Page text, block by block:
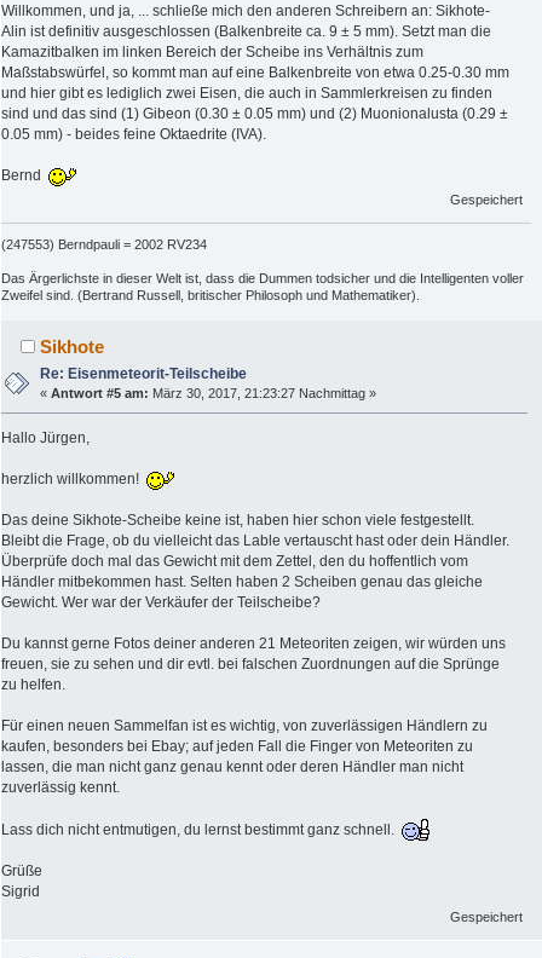
Willkommen, und ja, ... schließe mich den anderen Schreibern an: Sikhote-
Alin ist definitiv ausgeschlossen (Balkenbreite ca. 9 ± 5 mm). Setzt man die
Kamazitbalken im linken Bereich der Scheibe ins Verhältnis zum
Maßstabswürfel, so kommt man auf eine Balkenbreite von etwa 0.25-0.30 mm
und hier gibt es lediglich zwei Eisen, die auch in Sammlerkreisen zu finden
sind und das sind (1) Gibeon (0.30 ± 0.05 mm) und (2) Muonionalusta (0.29 ±
0.05 mm) - beides feine Oktaedrite (IVA).
Bernd
Gespeichert
(247553) Berndpauli = 2002 RV234
Das Ärgerlichste in dieser Welt ist, dass die Dummen todsicher und die Intelligenten voller
Zweifel sind. (Bertrand Russell, britischer Philosoph und Mathematiker).
Sikhote
Re: Eisenmeteorit-Teilscheibe
«Antwort #5 am: März 30, 2017, 21:23:27 Nachmittag »
Hallo Jürgen,
herzlich willkommen!
Das deine Sikhote-Scheibe keine ist, haben hier schon viele festgestellt.
Bleibt die Frage, ob du vielleicht das Lable vertauscht hast oder dein Händler.
Überprüfe doch mal das Gewicht mit dem Zettel, den du hoffentlich vom
Händler mitbekommen hast. Selten haben 2 Scheiben genau das gleiche
Gewicht. Wer war der Verkäufer der Teilscheibe?
Du kannst gerne Fotos deiner anderen 21 Meteoriten zeigen, wir würden uns
freuen, sie zu sehen und dir evtl. bei falschen Zuordnungen auf die Sprünge
zu helfen.
Für einen neuen Sammelfan ist es wichtig, von zuverlässigen Händlern zu
kaufen, besonders bei Ebay; auf jeden Fall die Finger von Meteoriten zu
lassen, die man nicht ganz genau kennt oder deren Händler man nicht
zuverlässig kennt.
Lass dich nicht entmutigen, du lernst bestimmt ganz schnell.
Grüße
Sigrid
Gespeichert